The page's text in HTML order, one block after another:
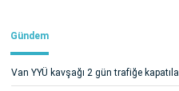
Gündem
Van YYÜ kavşağı 2 gün trafiğe